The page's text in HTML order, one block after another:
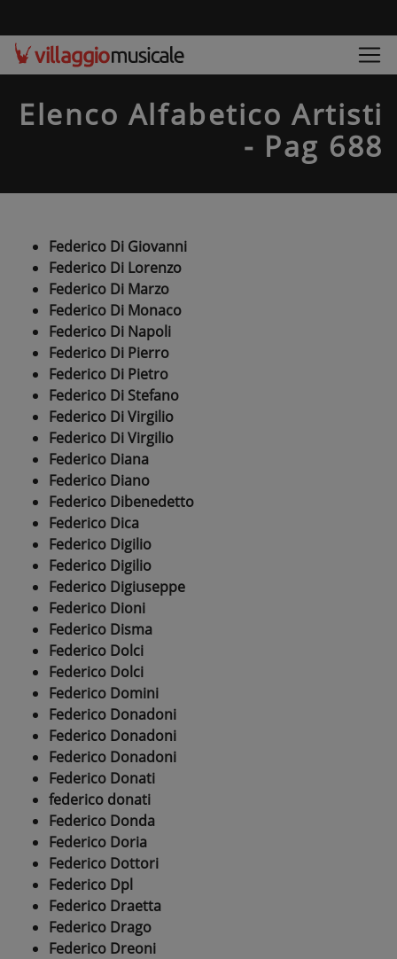
Elenco Alfabetico Artisti
- Pag 688
Federico Di Giovanni
Federico Di Lorenzo
Federico Di Marzo
Federico Di Monaco
Federico Di Napoli
Federico Di Pierro
Federico Di Pietro
Federico Di Stefano
Federico Di Virgilio
Federico Di Virgilio
Federico Diana
Federico Diano
Federico Dibenedetto
Federico Dica
Federico Digilio
Federico Digilio
Federico Digiuseppe
Federico Dioni
Federico Disma
Federico Dolci
Federico Dolci
Federico Domini
Federico Donadoni
Federico Donadoni
Federico Donadoni
Federico Donati
federico donati
Federico Donda
Federico Doria
Federico Dottori
Federico Dpl
Federico Draetta
Federico Drago
Federico Dreoni